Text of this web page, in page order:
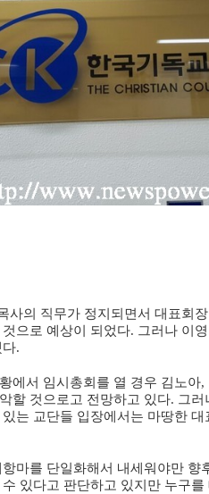
사의 직무가 정지되면서 대표회
으로 예상이 되었다. 그러나 이
다.
에서 임시총회를 열 경우 김노아,
할 것으로고 전망하고 있다. 그러
는 교단들 입장에서는 마땅한
마를 단일화해서 내세워야만 향
있다고 판단하고 있지만 누구